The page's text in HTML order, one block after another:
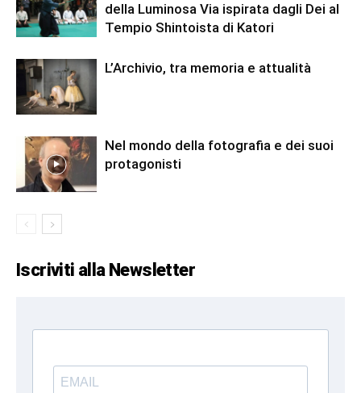
della Luminosa Via ispirata dagli Dei al
Tempio Shintoista di Katori
L’Archivio, tra memoria e attualità
Nel mondo della fotografia e dei suoi
protagonisti
Iscriviti alla Newsletter